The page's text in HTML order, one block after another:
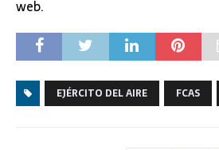
web.
EJÉRCITO DEL AIRE FCAS